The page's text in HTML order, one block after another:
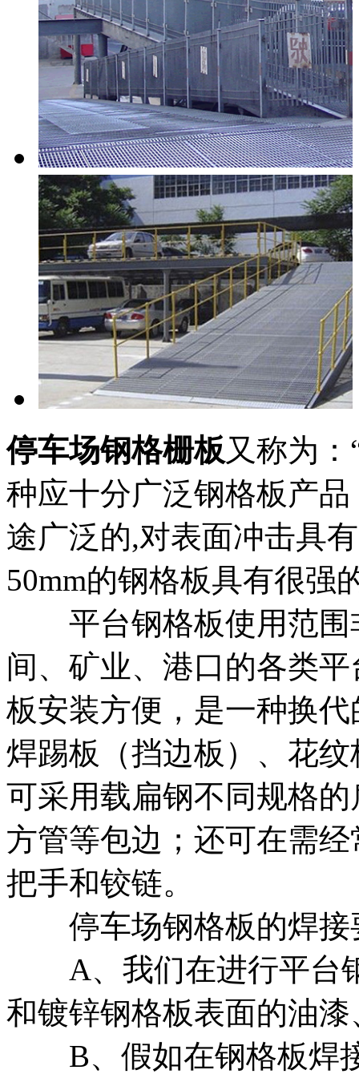
停车场钢格栅板又称为
种应十分广泛钢格板产
途广泛的,对表面冲击具
50mm的钢格板具有很强
平台钢格板使用范围
间、矿业、港口的各类
板安装方便，是一种换
焊踢板（挡边板）、花
可采用载扁钢不同规格
方管等包边；还可在需
把手和铰链。
停车场钢格板的焊接
A、我们在进行平台
和镀锌钢格板表面的油
B、假如在钢格板焊